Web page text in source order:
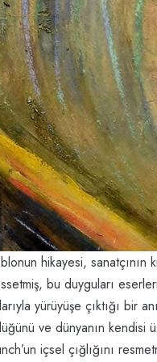
hikayesi, sanatçının
bu duyguları
yürüyüşe çıktığı bir
ve dünyanın kendisi
içsel çığlığını